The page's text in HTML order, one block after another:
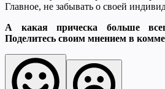
Главное, не забывать о своей
А какая прическа больше
Поделитесь своим мнением в